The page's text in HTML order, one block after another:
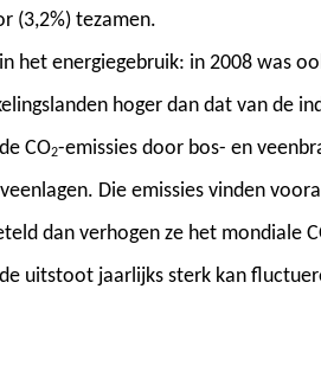
(3,2%) tezamen.
het energiegebruik: in 2008 was
hoger dan dat van de
CO2-emissies door bos- en
Die emissies vinden
dan verhogen ze het mondiale
uitstoot jaarlijks sterk kan